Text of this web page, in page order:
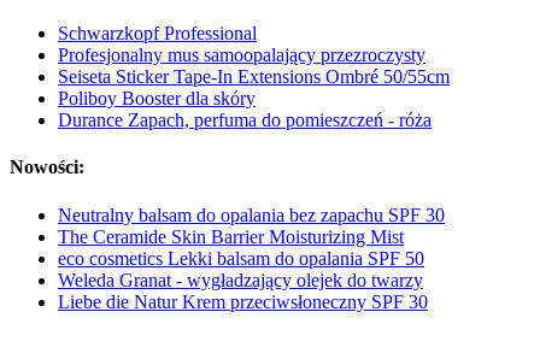
Schwarzkopf Professional
Profesjonalny mus samoopalający przezroczysty
Seiseta Sticker Tape-In Extensions Ombré 50/55cm
Poliboy Booster dla skóry
Durance Zapach, perfuma do pomieszczeń - róża
Nowości:
Neutralny balsam do opalania bez zapachu SPF 30
The Ceramide Skin Barrier Moisturizing Mist
eco cosmetics Lekki balsam do opalania SPF 50
Weleda Granat - wygładzający olejek do twarzy
Liebe die Natur Krem przeciwsłoneczny SPF 30